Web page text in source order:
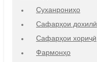
Суханрониҳо
Сафарҳои дохилӣ
Сафарҳои хориҷӣ
Фармонҳо